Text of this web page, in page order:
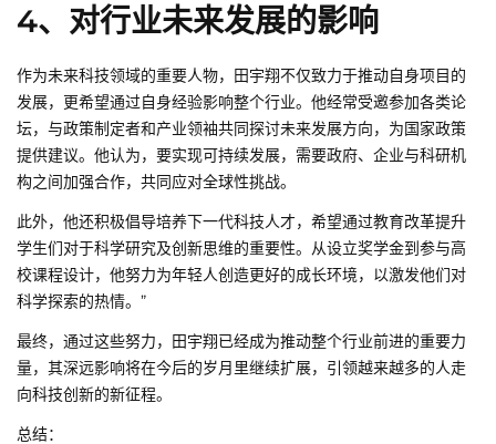
4、对行业未来发展的影响
作为未来科技领域的重要人物，田宇翔不仅致力于推动自身项目的
发展，更希望通过自身经验影响整个行业。他经常受邀参加各类论
坛，与政策制定者和产业领袖共同探讨未来发展方向，为国家政策
提供建议。他认为，要实现可持续发展，需要政府、企业与科研机
构之间加强合作，共同应对全球性挑战。
此外，他还积极倡导培养下一代科技人才，希望通过教育改革提升
学生们对于科学研究及创新思维的重要性。从设立奖学金到参与高
校课程设计，他努力为年轻人创造更好的成长环境，以激发他们对
科学探索的热情。”
最终，通过这些努力，田宇翔已经成为推动整个行业前进的重要力
量，其深远影响将在今后的岁月里继续扩展，引领越来越多的人走
向科技创新的新征程。
总结：